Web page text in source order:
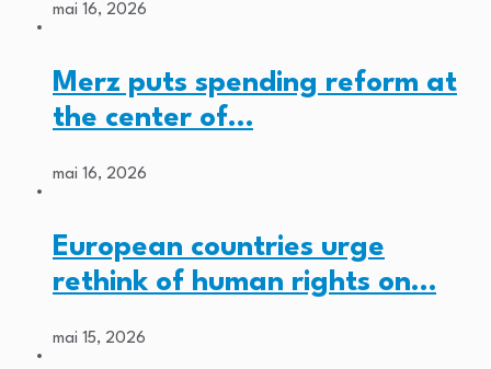
mai 16, 2026
Merz puts spending reform at
the center of…
mai 16, 2026
European countries urge
rethink of human rights on…
mai 15, 2026